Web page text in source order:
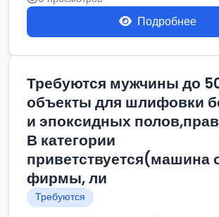
Подробнее
Требуются мужчины до
объекты для шлифовки
и эпоксидных
В категории
приветствуется(машина
фирмы, ли
Требуются